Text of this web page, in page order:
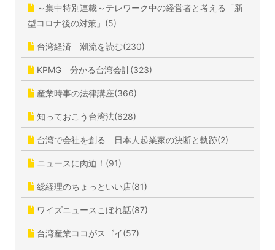
～集中特別連載～テレワーク中の経営者と考える「新
型コロナ後の対策」(5)
台湾経済 潮流を読む(230)
KPMG 分かる台湾会計(323)
産業時事の法律講座(366)
知っておこう台湾法(628)
台湾で会社を創る 日本人起業家の決断と軌跡(2)
ニュースに肉迫！(91)
総経理のちょっといい店(81)
ワイズニュースこぼれ話(87)
台湾産業ココがスゴイ(57)